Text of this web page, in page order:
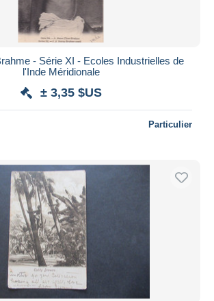
- Série XI - Ecoles Industrielles de
l'Inde Méridionale
± 3,35 $US
Particulier